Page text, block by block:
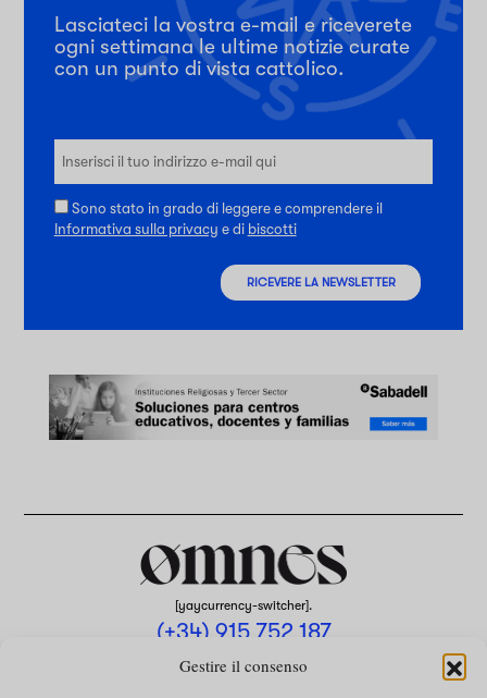
Gestire il consenso
Lasciateci la vostra e-mail e riceverete
ogni settimana le ultime notizie curate
con un punto di vista cattolico.
Sono stato in grado di leggere e comprendere il
Informativa sulla privacy e di biscotti
RICEVERE LA NEWSLETTER
[yaycurrency-switcher].
(+34) 915 752 187
omnes@omnesmag.com